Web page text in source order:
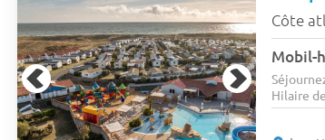
Côte
Mobil-
Hilaire